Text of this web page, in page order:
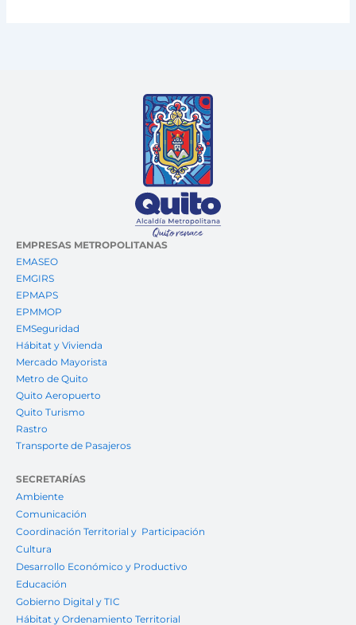
EMPRESAS METROPOLITANAS
EMASEO
EMGIRS
EPMAPS
EPMMOP
EMSeguridad
Hábitat y Vivienda
Mercado Mayorista
Metro de Quito
Quito Aeropuerto
Quito Turismo
Rastro
Transporte de Pasajeros
SECRETARÍAS
Ambiente
Comunicación
Coordinación Territorial y Participación
Cultura
Desarrollo Económico y Productivo
Educación
Gobierno Digital y TIC
Hábitat y Ordenamiento Territorial